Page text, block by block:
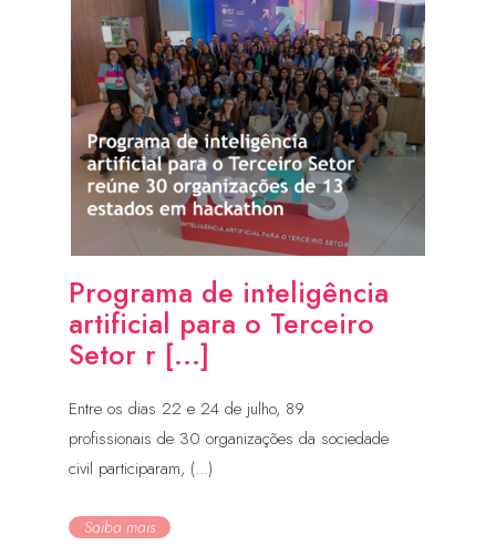
Programa de inteligência
artificial para o Terceiro
Setor r [...]
Entre os dias 22 e 24 de julho, 89
profissionais de 30 organizações da sociedade
civil participaram, (...)
Saiba mais